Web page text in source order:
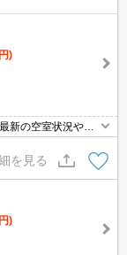
)
新の空室状況やの
を見る
)